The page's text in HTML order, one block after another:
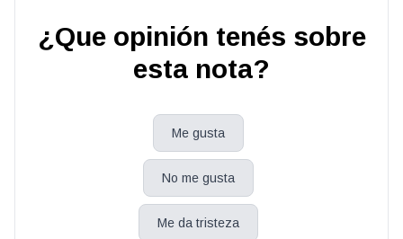
¿Que opinión tenés sobre
esta nota?
Me gusta
No me gusta
Me da tristeza